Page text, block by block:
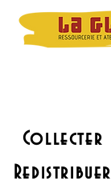
Collecter
Redistribuer